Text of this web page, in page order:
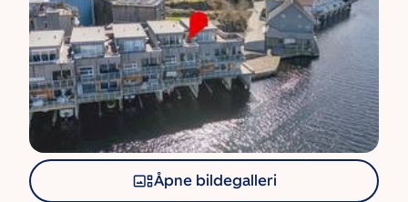
Åpne bildegalleri